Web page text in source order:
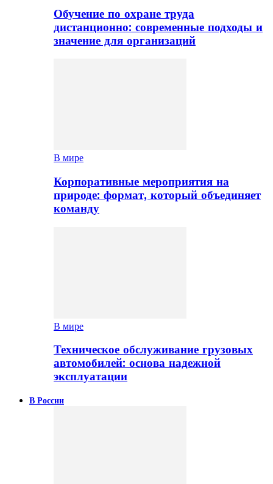
Обучение по охране труда
дистанционно: современные подходы и
значение для организаций
В мире
Корпоративные мероприятия на
природе: формат, который объединяет
команду
В мире
Техническое обслуживание грузовых
автомобилей: основа надежной
эксплуатации
В России